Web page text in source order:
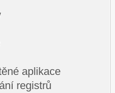
aplikace
registrů